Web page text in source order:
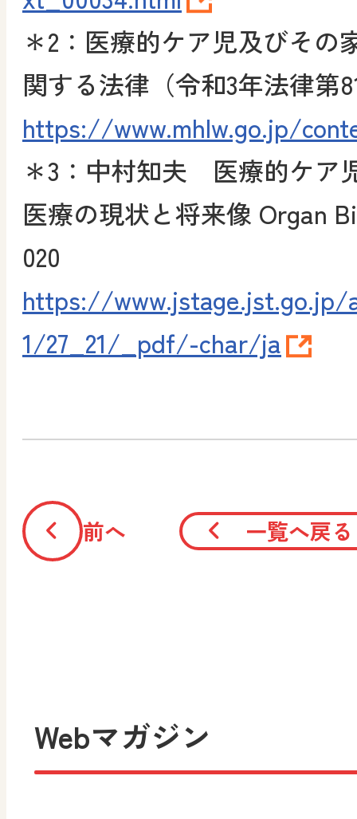
＊2 ：医療的ケア児及びその
関する法律（令和3年法律第
https://www.mhlw.go.jp/
＊3 ：中村知夫 医療的ケア
医療の現状と将来像 Organ
020
https://
1/27_21/_pdf/-char/ja
前へ 一覧へ戻る
Webマガジン